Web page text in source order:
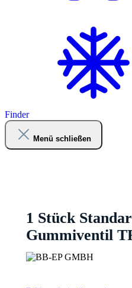
Finder
Menü schließen
1 Stück
Gummiventil